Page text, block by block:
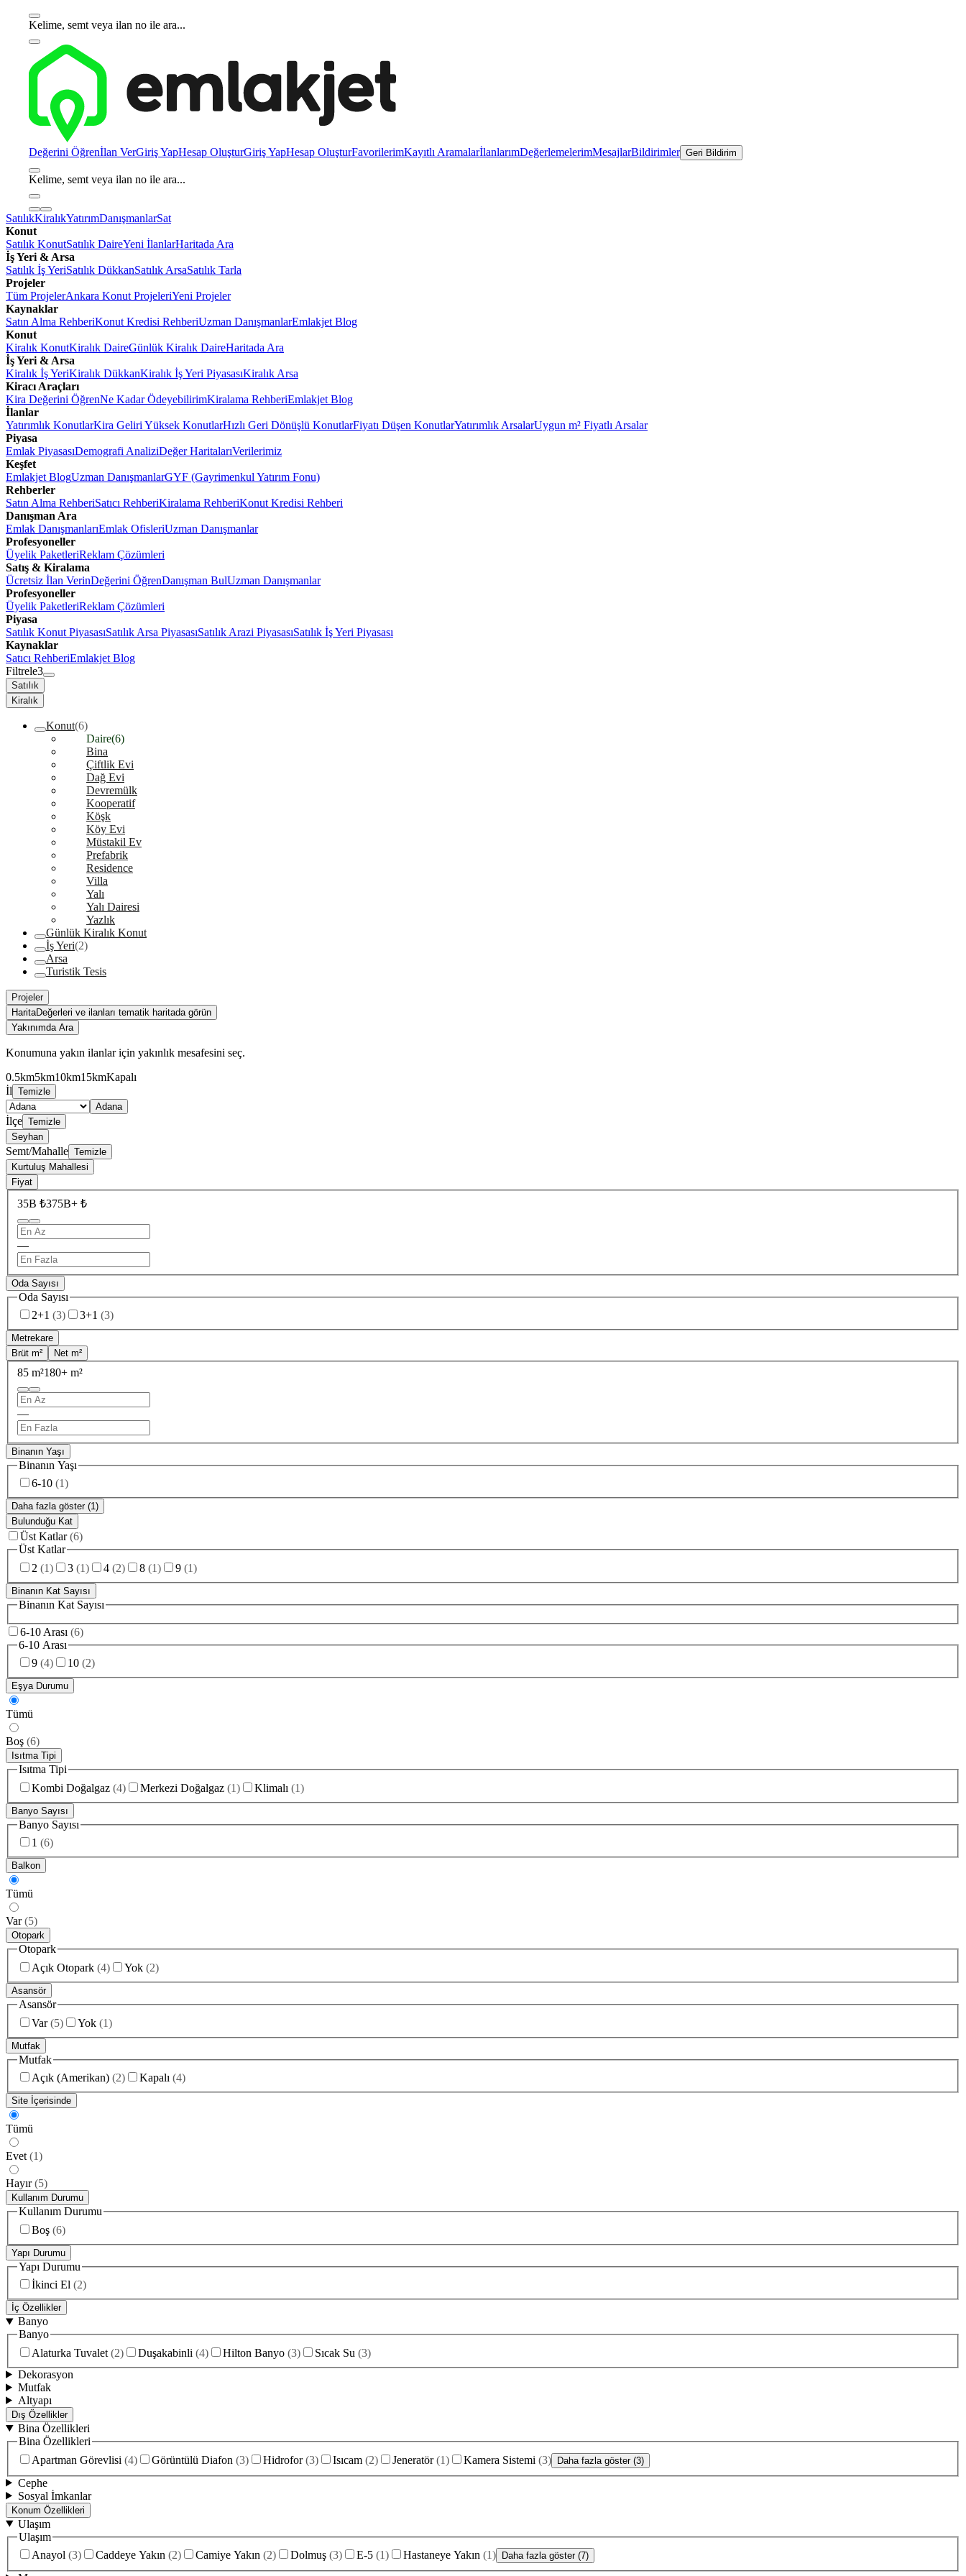
Kelime, semt veya ilan no ile ara...
Değerini Öğrenİlan VerGiriş YapHesap OluşturGiriş YapHesap OluşturFavorilerimKayıtlı AramalarİlanlarımDeğerlemelerimMesajlarBildirimler Geri Bildirim
Kelime, semt veya ilan no ile ara...
SatılıkKiralıkYatırımDanışmanlarSat
Konut
Satılık KonutSatılık DaireYeni İlanlarHaritada Ara
İş Yeri & Arsa
Satılık İş YeriSatılık DükkanSatılık ArsaSatılık Tarla
Projeler
Tüm ProjelerAnkara Konut ProjeleriYeni Projeler
Kaynaklar
Satın Alma RehberiKonut Kredisi RehberiUzman DanışmanlarEmlakjet Blog
Konut
Kiralık KonutKiralık DaireGünlük Kiralık DaireHaritada Ara
İş Yeri & Arsa
Kiralık İş YeriKiralık DükkanKiralık İş Yeri PiyasasıKiralık Arsa
Kiracı Araçları
Kira Değerini ÖğrenNe Kadar ÖdeyebilirimKiralama RehberiEmlakjet Blog
İlanlar
Yatırımlık KonutlarKira Geliri Yüksek KonutlarHızlı Geri Dönüşlü KonutlarFiyatı Düşen KonutlarYatırımlık ArsalarUygun m² Fiyatlı Arsalar
Piyasa
Emlak PiyasasıDemografi AnaliziDeğer HaritalarıVerilerimiz
Keşfet
Emlakjet BlogUzman DanışmanlarGYF (Gayrimenkul Yatırım Fonu)
Rehberler
Satın Alma RehberiSatıcı RehberiKiralama RehberiKonut Kredisi Rehberi
Danışman Ara
Emlak DanışmanlarıEmlak OfisleriUzman Danışmanlar
Profesyoneller
Üyelik PaketleriReklam Çözümleri
Satış & Kiralama
Ücretsiz İlan VerinDeğerini ÖğrenDanışman BulUzman Danışmanlar
Profesyoneller
Üyelik PaketleriReklam Çözümleri
Piyasa
Satılık Konut PiyasasıSatılık Arsa PiyasasıSatılık Arazi PiyasasıSatılık İş Yeri Piyasası
Kaynaklar
Satıcı RehberiEmlakjet Blog
Filtrele3
Satılık
Kiralık
Konut(6)
Daire(6)
Bina
Çiftlik Evi
Dağ Evi
Devremülk
Kooperatif
Köşk
Köy Evi
Müstakil Ev
Prefabrik
Residence
Villa
Yalı
Yalı Dairesi
Yazlık
Günlük Kiralık Konut
İş Yeri(2)
Arsa
Turistik Tesis
Projeler
HaritaDeğerleri ve ilanları tematik haritada görün
Yakınımda Ara
Konumuna yakın ilanlar için yakınlık mesafesini seç.
0.5km5km10km15kmKapalı
İl Temizle
Adana
İlçe Temizle
Seyhan
Semt/Mahalle Temizle
Kurtuluş Mahallesi
Fiyat
35B ₺375B+ ₺
—
Oda Sayısı
Oda Sayısı
2+1 (3) 3+1 (3)
Metrekare
Brüt m²
Net m²
85 m²180+ m²
—
Binanın Yaşı
Binanın Yaşı
6-10 (1)
Daha fazla göster (1)
Bulunduğu Kat
Üst Katlar (6)
Üst Katlar
2 (1) 3 (1) 4 (2) 8 (1) 9 (1)
Binanın Kat Sayısı
Binanın Kat Sayısı
6-10 Arası (6)
6-10 Arası
9 (4) 10 (2)
Eşya Durumu
Tümü
Boş (6)
Isıtma Tipi
Isıtma Tipi
Kombi Doğalgaz (4) Merkezi Doğalgaz (1) Klimalı (1)
Banyo Sayısı
Banyo Sayısı
1 (6)
Balkon
Tümü
Var (5)
Otopark
Otopark
Açık Otopark (4) Yok (2)
Asansör
Asansör
Var (5) Yok (1)
Mutfak
Mutfak
Açık (Amerikan) (2) Kapalı (4)
Site İçerisinde
Tümü
Evet (1)
Hayır (5)
Kullanım Durumu
Kullanım Durumu
Boş (6)
Yapı Durumu
Yapı Durumu
İkinci El (2)
İç Özellikler
Banyo
Banyo
Alaturka Tuvalet (2) Duşakabinli (4) Hilton Banyo (3) Sıcak Su (3)
Dekorasyon
Mutfak
Altyapı
Dış Özellikler
Bina Özellikleri
Bina Özellikleri
Apartman Görevlisi (4) Görüntülü Diafon (3) Hidrofor (3) Isıcam (2) Jeneratör (1) Kamera Sistemi (3) Daha fazla göster (3)
Cephe
Sosyal İmkanlar
Konum Özellikleri
Ulaşım
Ulaşım
Anayol (3) Caddeye Yakın (2) Camiye Yakın (2) Dolmuş (3) E-5 (1) Hastaneye Yakın (1) Daha fazla göster (7)